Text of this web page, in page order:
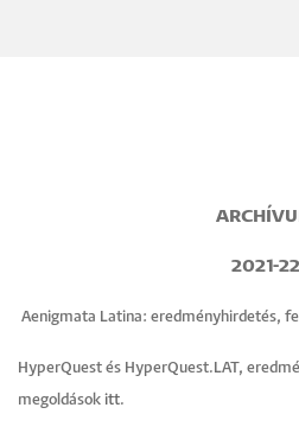
2021-22
Aenigmata Latina: eredményhirdetés,
HyperQuest és HyperQuest.LAT,
megoldások itt.